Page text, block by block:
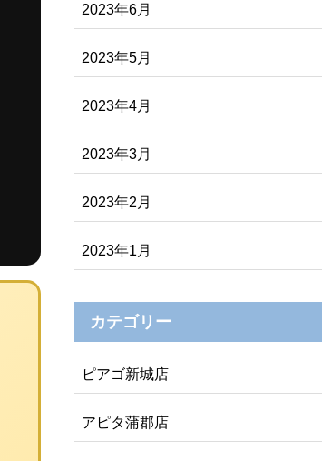
2023年6月
2023年5月
2023年4月
2023年3月
2023年2月
2023年1月
カテゴリー
ピアゴ新城店
アピタ蒲郡店